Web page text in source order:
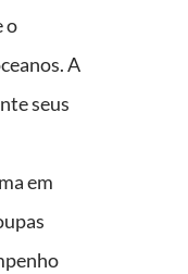
o
A
seus
em